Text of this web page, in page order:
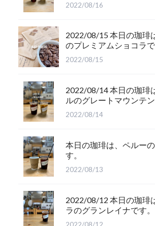
2022/08/16
2022/08/15 本日の珈琲
のプレミアムショコラで
2022/08/15
2022/08/14 本日の珈琲
ルのグレートマウンテン
2022/08/14
本日の珈琲は、ペルー
す。
2022/08/13
2022/08/12 本日の珈琲
ラのグランレイナです。
2022/08/12